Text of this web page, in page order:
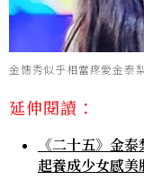
金憓秀似乎相當疼愛金泰
延伸閱讀：
《二十五》金
起養成少女感美